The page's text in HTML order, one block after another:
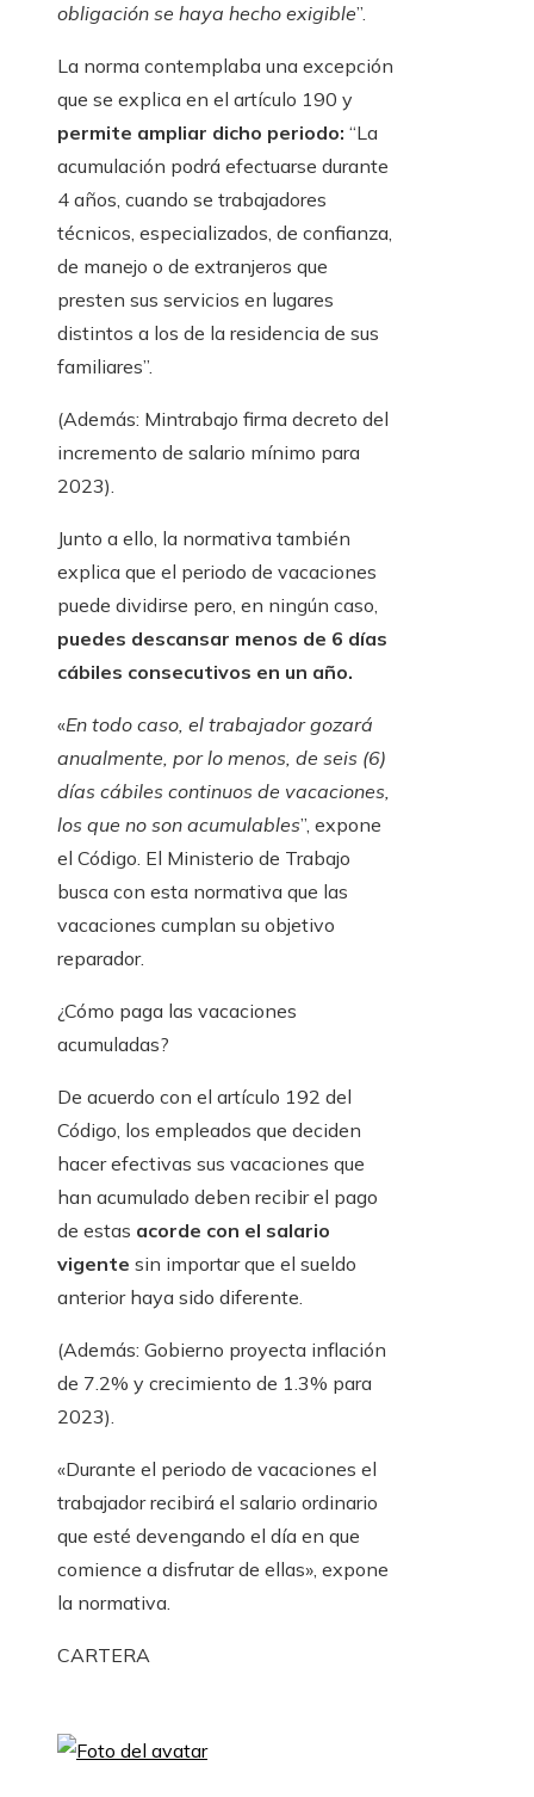
obligación se haya hecho exigible”.
La norma contemplaba una excepción
que se explica en el artículo 190 y
permite ampliar dicho periodo: “La
acumulación podrá efectuarse durante
4 años, cuando se trabajadores
técnicos, especializados, de confianza,
de manejo o de extranjeros que
presten sus servicios en lugares
distintos a los de la residencia de sus
familiares”.
(Además: Mintrabajo firma decreto del
incremento de salario mínimo para
2023).
Junto a ello, la normativa también
explica que el periodo de vacaciones
puede dividirse pero, en ningún caso,
puedes descansar menos de 6 días
cábiles consecutivos en un año.
«En todo caso, el trabajador gozará
anualmente, por lo menos, de seis (6)
días cábiles continuos de vacaciones,
los que no son acumulables”, expone
el Código. El Ministerio de Trabajo
busca con esta normativa que las
vacaciones cumplan su objetivo
reparador.
¿Cómo paga las vacaciones
acumuladas?
De acuerdo con el artículo 192 del
Código, los empleados que deciden
hacer efectivas sus vacaciones que
han acumulado deben recibir el pago
de estas acorde con el salario
vigente sin importar que el sueldo
anterior haya sido diferente.
(Además: Gobierno proyecta inflación
de 7.2% y crecimiento de 1.3% para
2023).
«Durante el periodo de vacaciones el
trabajador recibirá el salario ordinario
que esté devengando el día en que
comience a disfrutar de ellas», expone
la normativa.
CARTERA